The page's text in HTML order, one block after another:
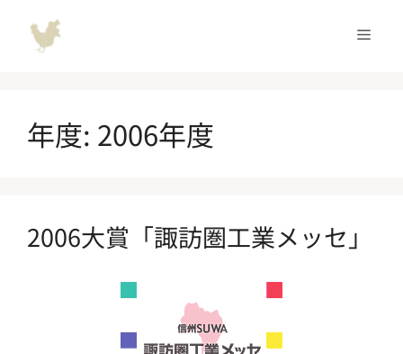
メ
年度: 2006年度
2006大賞「諏訪圏工業メッセ」